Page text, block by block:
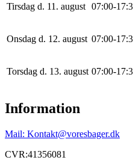
Tirsdag d. 11. august 07:00-17:
Onsdag d. 12. august 07:00-17:
Torsdag d. 13. august 07:00-17:
Information
Mail: Kontakt@voresbager.dk
CVR:41356081